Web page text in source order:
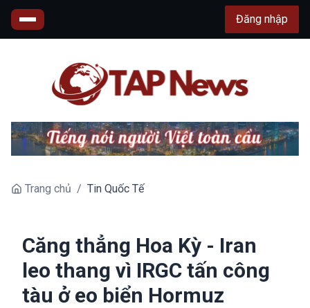
Đăng nhập
Trang chủ / Tin Quốc Tế
Căng thẳng Hoa Kỳ - Iran
leo thang vì IRGC tấn công
tàu ở eo biển Hormuz